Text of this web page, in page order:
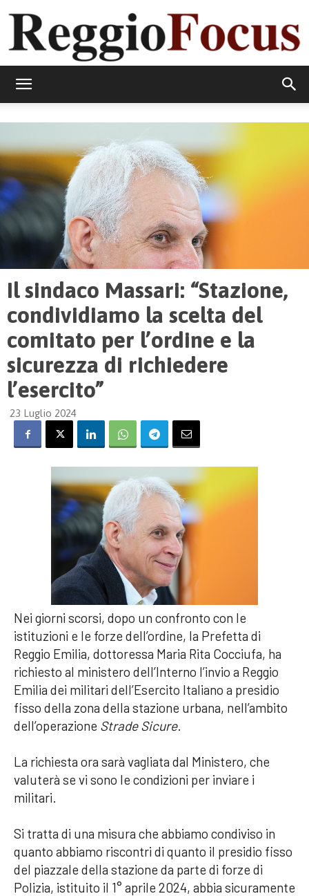
Il sindaco Massari: “Stazione,
condividiamo la scelta del
comitato per l’ordine e la
sicurezza di richiedere
l’esercito”
23 Luglio 2024
Nei giorni scorsi, dopo un confronto con le
istituzioni e le forze dell’ordine, la Prefetta di
Reggio Emilia, dottoressa Maria Rita Cocciufa, ha
richiesto al ministero dell’Interno l’invio a Reggio
Emilia dei militari dell’Esercito Italiano a presidio
fisso della zona della stazione urbana, nell’ambito
dell’operazione Strade Sicure.
La richiesta ora sarà vagliata dal Ministero, che
valuterà se vi sono le condizioni per inviare i
militari.
Si tratta di una misura che abbiamo condiviso in
quanto abbiamo riscontri di quanto il presidio fisso
del piazzale della stazione da parte di forze di
Polizia, istituito il 1° aprile 2024, abbia sicuramente